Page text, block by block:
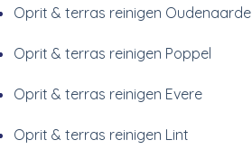
Oprit & terras reinigen Oudenaarde
Oprit & terras reinigen Poppel
Oprit & terras reinigen Evere
Oprit & terras reinigen Lint